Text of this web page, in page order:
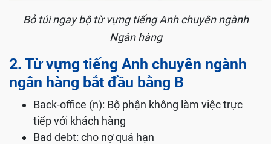
Bỏ túi ngay bộ từ vựng tiếng Anh chuyên ngành
Ngân hàng
2. Từ vựng tiếng Anh chuyên ngành
ngân hàng bắt đầu bằng B
Back-office (n): Bộ phận không làm việc trực
tiếp với khách hàng
Bad debt: cho nợ quá hạn